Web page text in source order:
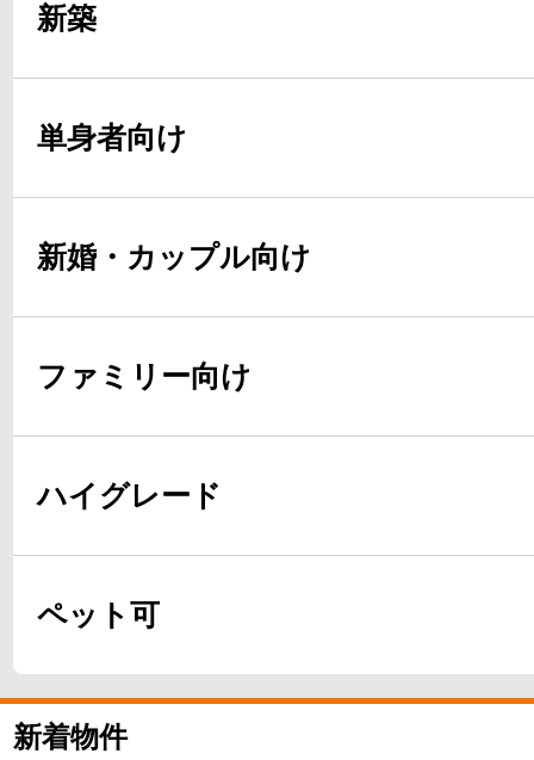
新築
単身者向け
新婚・カップル向け
ファミリー向け
ハイグレード
ペット可
新着物件